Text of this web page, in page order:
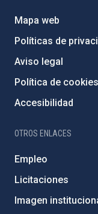
Mapa web
Políticas de
Aviso legal
Política de cookies
Accesibilidad
OTROS ENLACES
Empleo
Licitaciones
Imagen